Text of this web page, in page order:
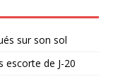
sur son sol
escorte de J-20